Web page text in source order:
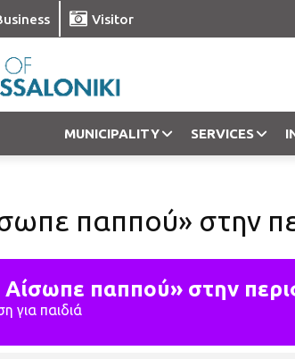
Visitor
MUNICIPALITY SERVICES
παππού» στην
παππού» στην
για παιδιά